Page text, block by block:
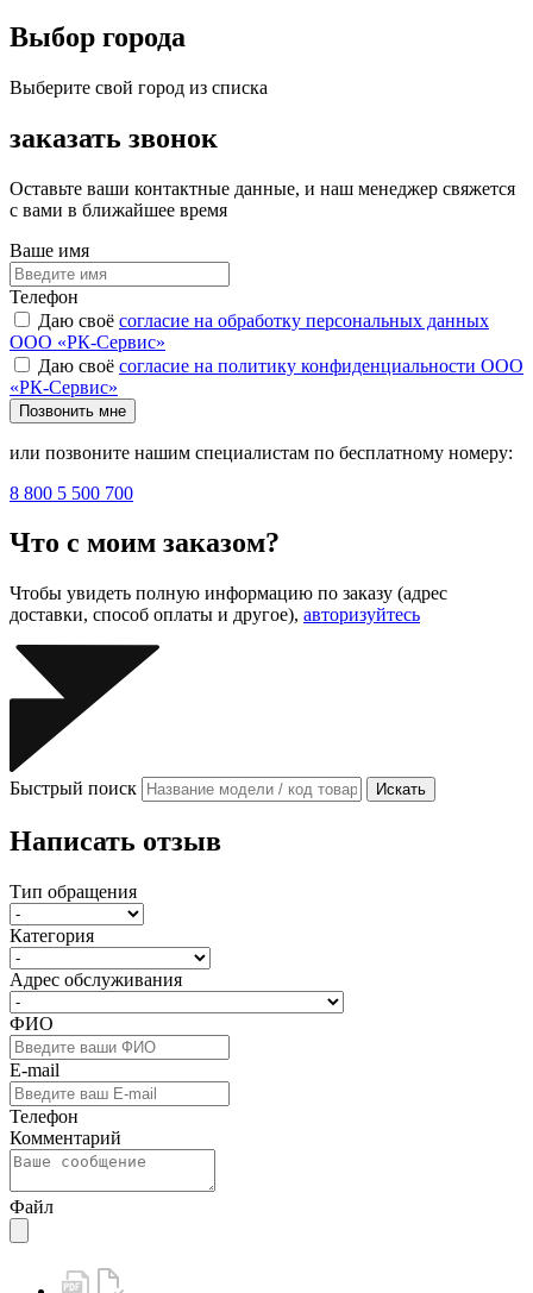
Выбор города
Выберите свой город из списка
заказать звонок
Оставьте ваши контактные данные, и наш менеджер свяжется
с вами в ближайшее время
Ваше имя
Телефон
Даю своё согласие на обработку персональных данных
ООО «РК-Сервис»
Даю своё согласие на политику конфиденциальности ООО
«РК-Сервис»
Позвонить мне
или позвоните нашим специалистам по бесплатному номеру:
8 800 5 500 700
Что с моим заказом?
Чтобы увидеть полную информацию по заказу (адрес
доставки, способ оплаты и другое), авторизуйтесь
Быстрый поиск Искать
Написать отзыв
Тип обращения
Категория
Адрес обслуживания
ФИО
E-mail
Телефон
Комментарий
Файл